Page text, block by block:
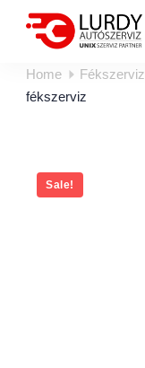
Home Fékszerviz
fékszerviz
Sale!